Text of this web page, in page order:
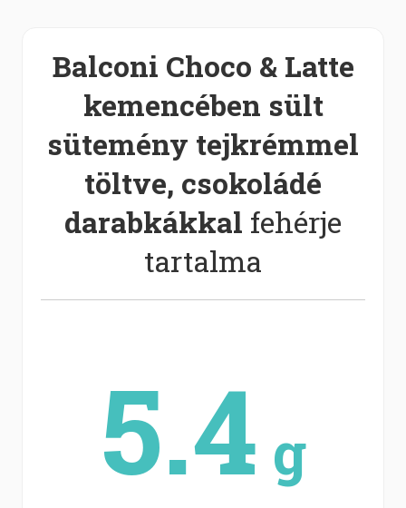
Balconi Choco & Latte
kemencében sült
sütemény tejkrémmel
töltve, csokoládé
darabkákkal fehérje
tartalma
5.4 g